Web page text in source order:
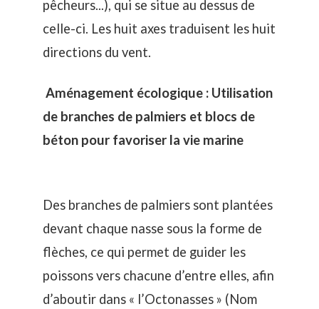
pêcheurs...), qui se situe au dessus de
celle-ci. Les huit axes traduisent les huit
directions du vent.
Aménagement écologique : Utilisation
de branches de palmiers et blocs de
béton pour favoriser la vie marine
Des branches de palmiers sont plantées
devant chaque nasse sous la forme de
flèches, ce qui permet de guider les
poissons vers chacune d’entre elles, afin
d’aboutir dans « l’Octonasses » (Nom